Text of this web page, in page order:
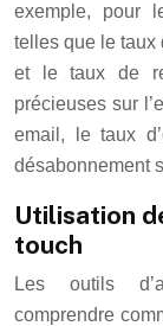
exemple, pour
telles que le taux
et le taux de
précieuses sur
email, le taux
désabonnement
Utilisation
touch
Les outils
comprendre